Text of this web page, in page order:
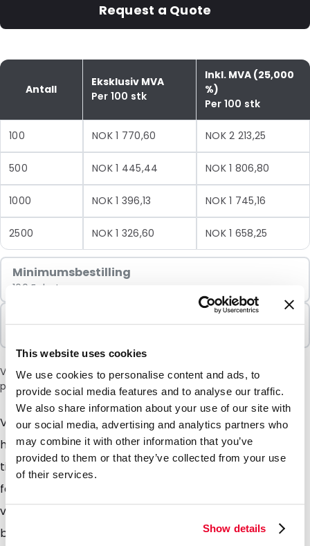
This website uses cookies
We use cookies to personalise content and ads, to
provide social media features and to analyse our traffic.
We also share information about your use of our site with
our social media, advertising and analytics partners who
may combine it with other information that you’ve
provided to them or that they’ve collected from your use
of their services.
Show details
Request a Quote
Antall
Eksklusiv MVA
Per 100 stk
Inkl. MVA (25,000
%)
Per 100 stk
100 NOK 1 770,60 NOK 2 213,25
500 NOK 1 445,44 NOK 1 806,80
1000 NOK 1 396,13 NOK 1 745,16
2500 NOK 1 326,60 NOK 1 658,25
Minimumsbestilling
100 Enheter
Vær oppmerksom på: et tillegg på 6 % vil bli lagt til i kassen
på grunn av den nåværende situasjonen i Midtøsten.
Våre poser med tut er laget av et flerlagslaminat av
høy kvalitet med en forseglet, stiv tut og leveres med
tilhørende skrukork med manipulasjonssikker
forsegling. Våre poser med tut er perfekt egnet for
væsker og sparer mye plass under transport og i
butikkhyllene sammenlignet med vanlige PET- eller